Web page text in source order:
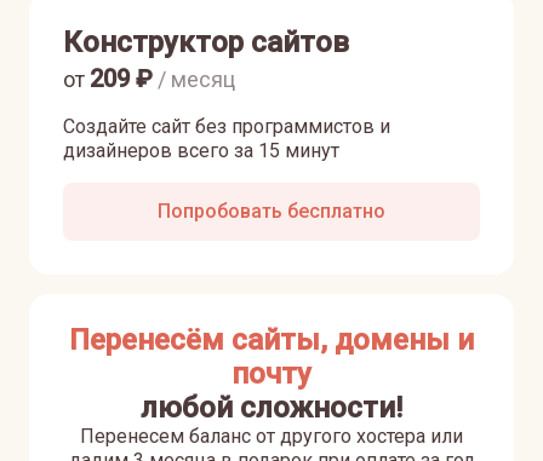
Конструктор сайтов
Создайте сайт без программистов и
дизайнеров всего за 15 минут
от 209₽ / месяц
Попробовать бесплатно
Перенесём сайты, домены и
почту
любой сложности!
Перенесем баланс от другого хостера или